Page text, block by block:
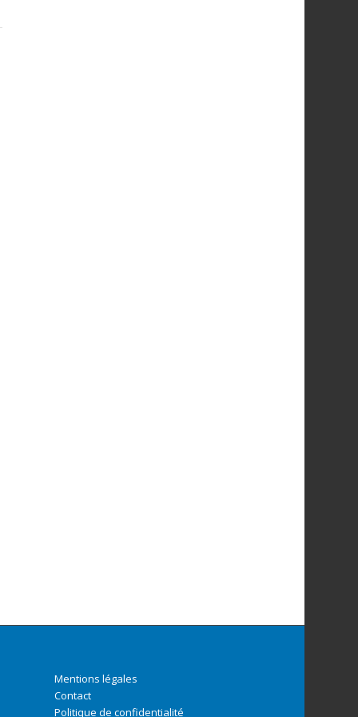
Mentions légales
Contact
Politique de confidentialité